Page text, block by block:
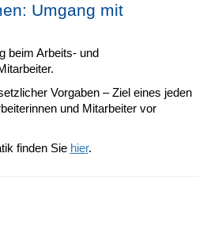
Umgang mit
beim Arbeits- und
Vorgaben – Ziel eines jeden
und Mitarbeiter vor
finden Sie hier.